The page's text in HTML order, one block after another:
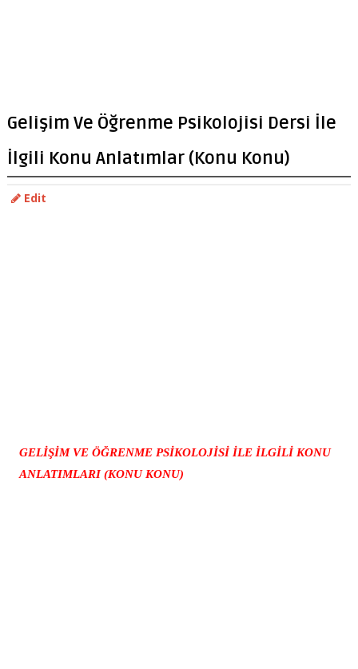
Gelişim Ve Öğrenme Psikolojisi Dersi İle
İlgili Konu Anlatımlar (Konu Konu)
Edit
GELİŞİM VE ÖĞRENME PSİKOLOJİSİ İLE İLGİLİ KONU
ANLATIMLARI(KONU KONU)